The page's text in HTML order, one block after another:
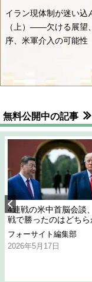
イラン現体制が迷い込
（上）――欠ける展望
序、米軍介入の可能性
無料公開中の記事
4連戦の米中首脳会談
戦で勝ったのはどちら
フォーサイト編集部
2026年5月17日